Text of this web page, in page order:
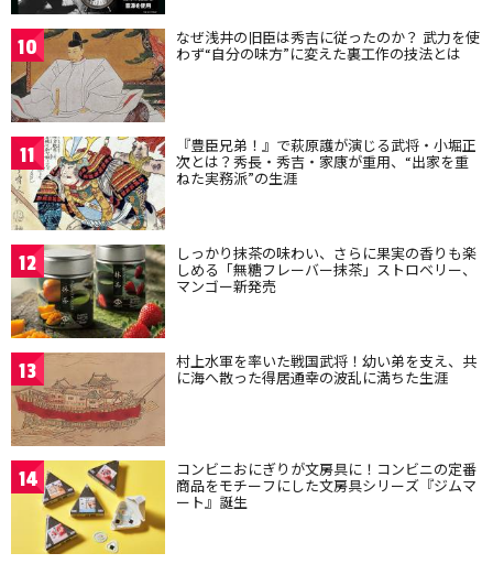
10 なぜ浅井の旧臣は秀吉に従ったのか？ 武力を使
わず“自分の味方”に変えた裏工作の技法とは
11 『豊臣兄弟！』で萩原護が演じる武将・小堀正
次とは？秀長・秀吉・家康が重用、“出家を重
ねた実務派”の生涯
12 しっかり抹茶の味わい、さらに果実の香りも楽
しめる「無糖フレーバー抹茶」ストロベリー、
マンゴー新発売
13 村上水軍を率いた戦国武将！幼い弟を支え、共
に海へ散った得居通幸の波乱に満ちた生涯
14 コンビニおにぎりが文房具に！コンビニの定番
商品をモチーフにした文房具シリーズ『ジムマ
ート』誕生